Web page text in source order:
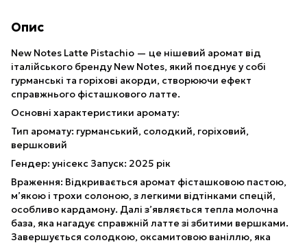
Опис
New Notes Latte Pistachio — це нішевий аромат від
італійського бренду New Notes, який поєднує у собі
гурманські та горіхові акорди, створюючи ефект
справжнього фісташкового латте.
Основні характеристики аромату:
Тип аромату: гурманський, солодкий, горіховий,
вершковий
Гендер: унісекс Запуск: 2025 рік
Враження: Відкривається аромат фісташковою пастою,
м’якою і трохи солоною, з легкими відтінками спецій,
особливо кардамону. Далі з’являється тепла молочна
база, яка нагадує справжній латте зі збитими вершками.
Завершується солодкою, оксамитовою ваніллю, яка